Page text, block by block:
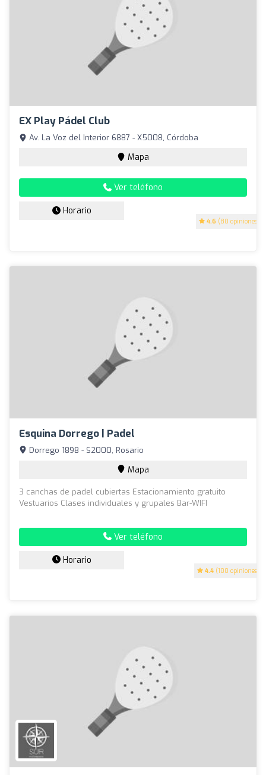
EX Play Pádel Club
4.6 (80 opiniones)
Av. La Voz del Interior 6887 - X5008, Córdoba
Mapa
Ver teléfono
Horario
Esquina Dorrego | Padel
4.4 (100 opiniones)
Dorrego 1898 - S2000, Rosario
Mapa
3 canchas de padel cubiertas Estacionamiento gratuito
Vestuarios Clases individuales y grupales Bar-WIFI
Ver teléfono
Horario